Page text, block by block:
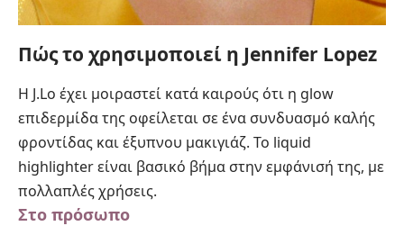
Πώς το χρησιμοποιεί η Jennifer Lopez
Η J.Lo έχει μοιραστεί κατά καιρούς ότι η glow
επιδερμίδα της οφείλεται σε ένα συνδυασμό καλής
φροντίδας και έξυπνου μακιγιάζ. Το liquid
highlighter είναι βασικό βήμα στην εμφάνισή της, με
πολλαπλές χρήσεις.
Στο πρόσωπο